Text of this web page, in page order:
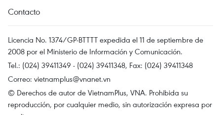
Contacto
Licencia No. 1374/GP-BTTTT expedida el 11 de septiembre de
2008 por el Ministerio de Información y Comunicación.
Tel.: (024) 39411349 - (024) 39411348, Fax: (024) 39411348
Correo: vietnamplus@vnanet.vn
© Derechos de autor de VietnamPlus, VNA. Prohibida su
reproducción, por cualquier medio, sin autorización expresa por